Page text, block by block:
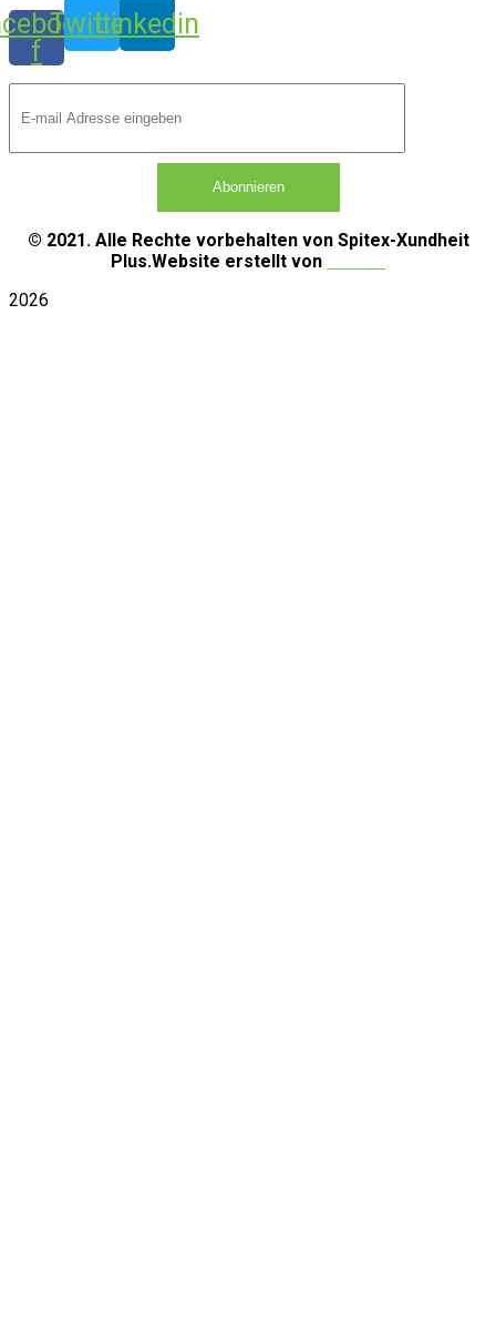
f
TwitterLinkedin
© 2021. Alle Rechte vorbehalten von Spitex-Xundheit
Plus.Website erstellt von
2026